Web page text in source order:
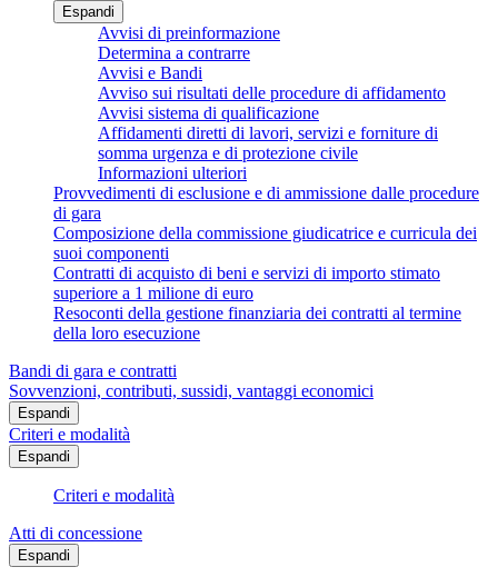
Espandi
Avvisi di preinformazione
Determina a contrarre
Avvisi e Bandi
Avviso sui risultati delle procedure di affidamento
Avvisi sistema di qualificazione
Affidamenti diretti di lavori, servizi e forniture di
somma urgenza e di protezione civile
Informazioni ulteriori
Provvedimenti di esclusione e di ammissione dalle procedure
di gara
Composizione della commissione giudicatrice e curricula dei
suoi componenti
Contratti di acquisto di beni e servizi di importo stimato
superiore a 1 milione di euro
Resoconti della gestione finanziaria dei contratti al termine
della loro esecuzione
Bandi di gara e contratti
Sovvenzioni, contributi, sussidi, vantaggi economici
Espandi
Criteri e modalità
Espandi
Criteri e modalità
Atti di concessione
Espandi